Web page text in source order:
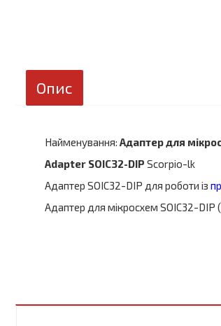
Опис
Найменування: Адаптер для
Adapter SOIC32-DIP Scorpio-lk
Адаптер SOIC32-DIP для роботи із
Адаптер для мікросхем SOIC32-DIP